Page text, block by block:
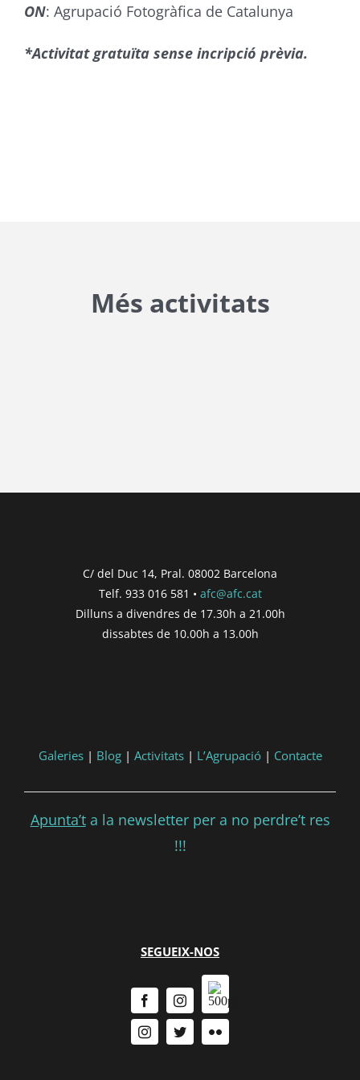
ON: Agrupació Fotogràfica de Catalunya
*Activitat gratuïta sense incripció prèvia.
Més activitats
'DD/MM/YYYY') }}
Finalització de participació |{{
formatDate(post.end, 'YYYY-MM-DD',
'DD/MM/YYYY') }}
C/ del Duc 14, Pral. 08002 Barcelona
Telf. 933 016 581 • afc@afc.cat
Dilluns a divendres de 17.30h a 21.00h
dissabtes de 10.00h a 13.00h
Galeries| Blog| Activitats| L’Agrupació| Contacte
Apunta’ta la newsletter per a no perdre’t res
!!!
SEGUEIX-NOS